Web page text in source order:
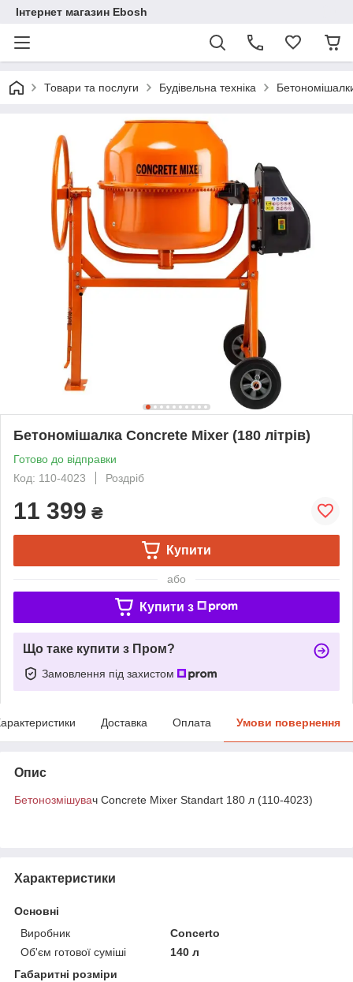
Інтернет магазин Ebosh
Товари та послуги Будівельна техніка
Бетономішалка Concrete Mixer (180 літрів)
Готово до відправки
Код: 110-4023
Роздріб
11 399 ₴
Купити
або
Купити з
Що таке купити з Пром?
Замовлення під захистом
Доставка Оплата Умови повернення
Опис
Бетонозмішувач Concrete Mixer Standart 180 л (110-4023)
Характеристики
Основні
Виробник
Concerto
Об'єм готової суміші
140 л
Габаритні розміри